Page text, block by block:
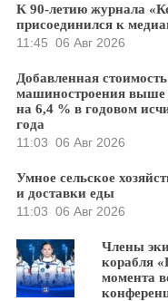
К 90-летию журнала
присоединился к
11:45 06 Авг 2026
Добавленная
машиностроения выше
на 6,4 % в годовом
года
11:03 06 Авг 2026
Умное сельское
и доставки еды
11:03 06 Авг 2026
Члены
корабля
момента